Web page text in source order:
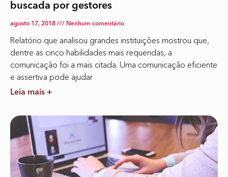
buscada por gestores
agosto 17, 2018 Nenhum comentário
Relatório que analisou grandes instituições mostrou que,
dentre as cinco habilidades mais requeridas, a
comunicação foi a mais citada. Uma comunicação eficiente
e assertiva pode ajudar
Leia mais +